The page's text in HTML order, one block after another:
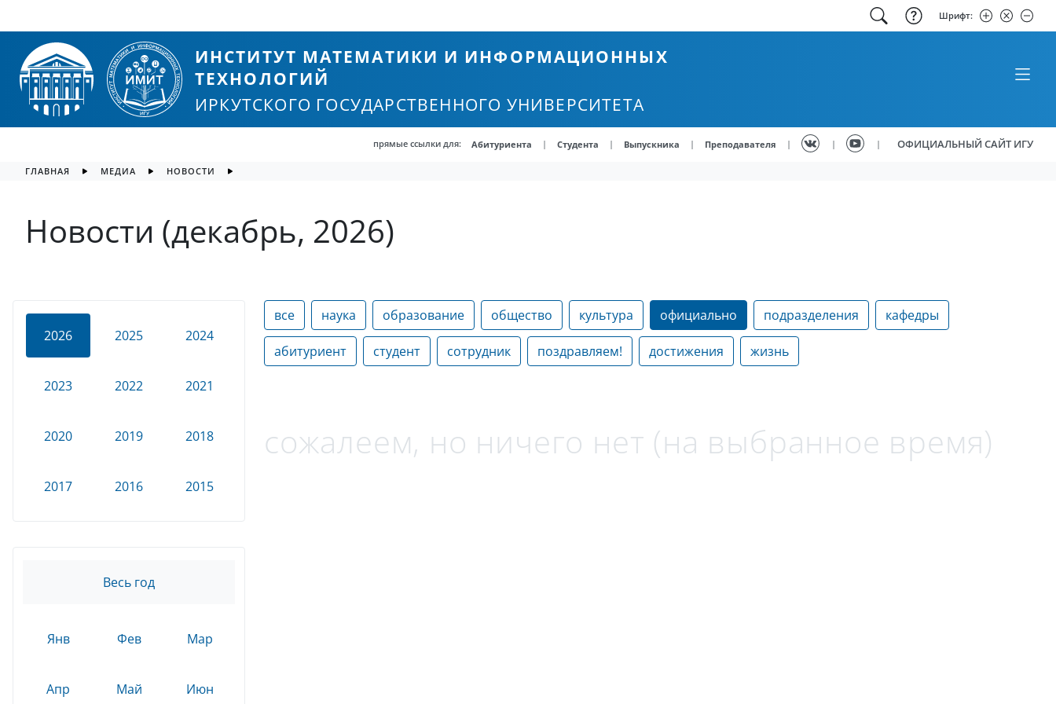
Шрифт:
ИНСТИТУТ МАТЕМАТИКИ И ИНФОРМАЦИОННЫХ
ТЕХНОЛОГИЙ
ИРКУТСКОГО ГОСУДАРСТВЕННОГО УНИВЕРСИТЕТА
прямые ссылки для: Абитуриента | Студента | Выпускника | Преподавателя | | | ОФИЦИАЛЬНЫЙ САЙТ ИГУ
ГЛАВНАЯ МЕДИА НОВОСТИ
Новости (декабрь, 2026)
2026 2025 2024
2023 2022 2021
2020 2019 2018
2017 2016 2015
Весь год
Янв Фев Мар
Апр Май Июн
все наука образование общество культура официально подразделения кафедры
абитуриент студент сотрудник поздравляем! достижения жизнь
сожалеем, но ничего нет (на выбранное время)